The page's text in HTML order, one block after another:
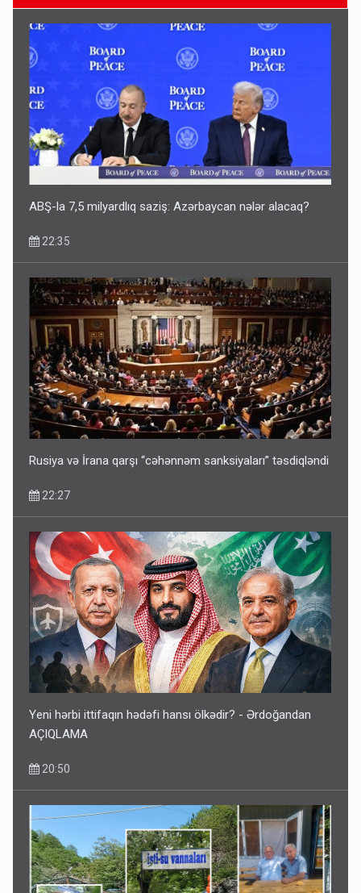
Geri çağırılan səfir Abel Məhərrəmovun oğludur - DOSYE
Media və Yayım Şurasına əlavə hüquq və vəzifələr verilib
13:24
Kartdan karta istədiyiniz qədər köçürmə edə bilərsiniz -
VİDEO
11:06
ABŞ-la 7,5 milyardlıq saziş: Azərbaycan nələr alacaq?
22:35
Rusiya və İrana qarşı “cəhənnəm sanksiyaları” təsdiqləndi
22:27
Yeni hərbi ittifaqın hədəfi hansı ölkədir? - Ərdoğandan
AÇIQLAMA
20:50